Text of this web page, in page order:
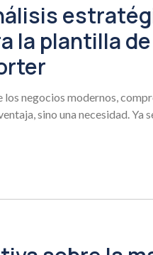
la plantilla
los negocios modernos,
sino una necesidad. Ya